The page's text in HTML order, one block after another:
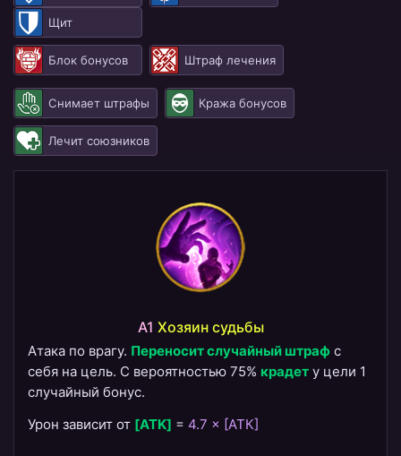
Щит
Блок бонусов Штраф лечения
Снимает штрафы Кража бонусов
Лечит союзников
A1 ​Хозяин судьбы
Атака по врагу. Переносит случайный штраф с
себя на цель. С вероятностью 75% крадет у цели 1
случайный бонус.
Урон зависит от [ATK] = 4.7 × [АТК]